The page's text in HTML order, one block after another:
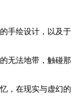
手绘设计，以及于
无法地带，触碰那
，在现实与虚幻的